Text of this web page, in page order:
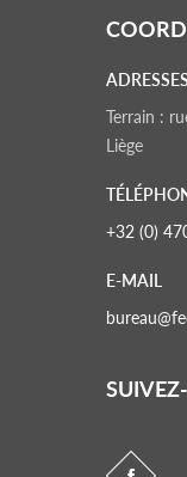
Terrain :
Liège
+32 (0)
E-MAIL